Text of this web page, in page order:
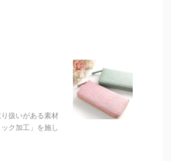
扱いがある素材
ク加工」を施し